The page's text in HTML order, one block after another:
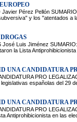
Pérez Pellón
y los "atentados a
Luis Jiménez
la Lista
UNA CANDIDATURA
PRO
españolas del 29
UNA CANDIDATURA
PRO
Antiprohibicionista en las